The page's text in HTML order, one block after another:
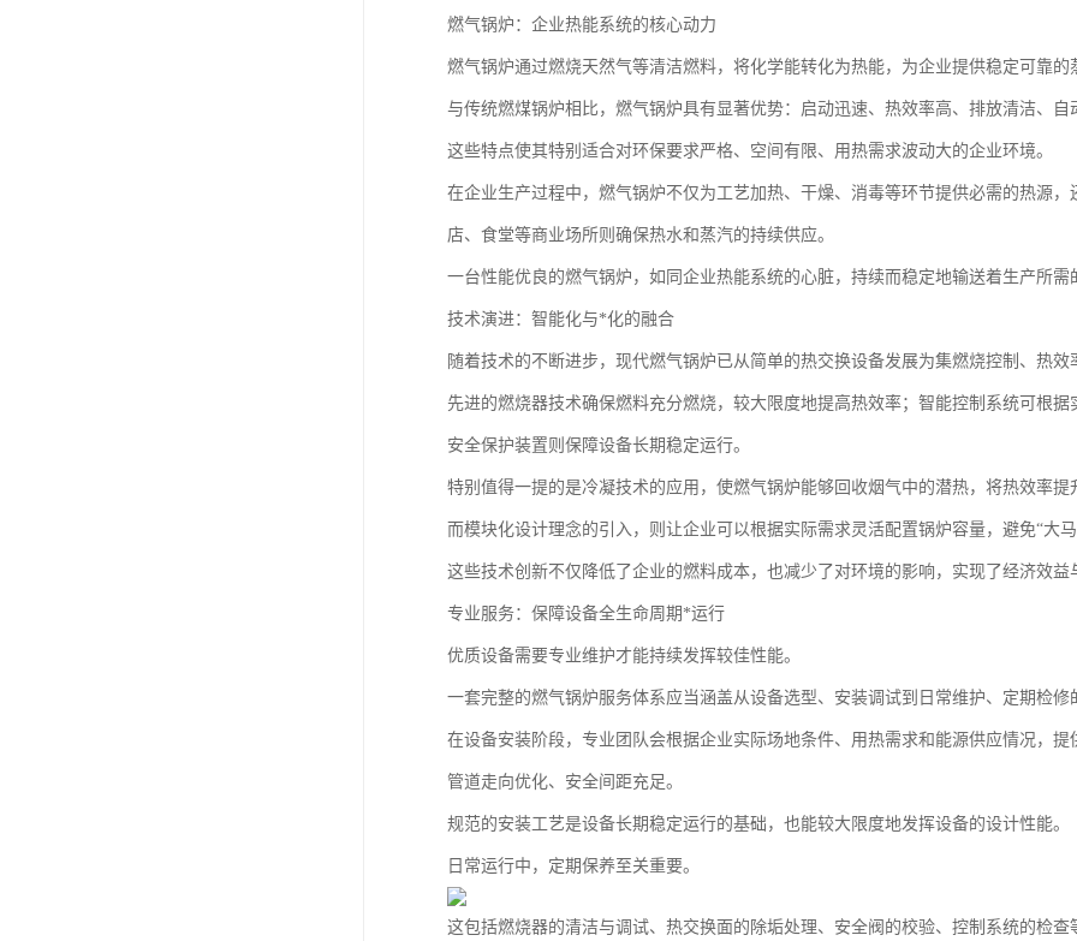
燃气锅炉：企业热能系统的核心动力
燃气锅炉通过燃烧天然气等清洁燃料，将化学能转化为热能，为企业提供稳定可靠
与传统燃煤锅炉相比，燃气锅炉具有显著优势：启动迅速、热效率高、排放清洁、
这些特点使其特别适合对环保要求严格、空间有限、用热需求波动大的企业环境。
在企业生产过程中，燃气锅炉不仅为工艺加热、干燥、消毒等环节提供必需的热源
店、食堂等商业场所则确保热水和蒸汽的持续供应。
一台性能优良的燃气锅炉，如同企业热能系统的心脏，持续而稳定地输送着生产所需
技术演进：智能化与*化的融合
随着技术的不断进步，现代燃气锅炉已从简单的热交换设备发展为集燃烧控制、热
先进的燃烧器技术确保燃料充分燃烧，较大限度地提高热效率；智能控制系统可根
安全保护装置则保障设备长期稳定运行。
特别值得一提的是冷凝技术的应用，使燃气锅炉能够回收烟气中的潜热，将热效率提
而模块化设计理念的引入，则让企业可以根据实际需求灵活配置锅炉容量，避免“大
这些技术创新不仅降低了企业的燃料成本，也减少了对环境的影响，实现了经济效益
专业服务：保障设备全生命周期*运行
优质设备需要专业维护才能持续发挥较佳性能。
一套完整的燃气锅炉服务体系应当涵盖从设备选型、安装调试到日常维护、定期检修
在设备安装阶段，专业团队会根据企业实际场地条件、用热需求和能源供应情况，
管道走向优化、安全间距充足。
规范的安装工艺是设备长期稳定运行的基础，也能较大限度地发挥设备的设计性能。
日常运行中，定期保养至关重要。
这包括燃烧器的清洁与调试、热交换面的除垢处理、安全阀的校验、控制系统的检查